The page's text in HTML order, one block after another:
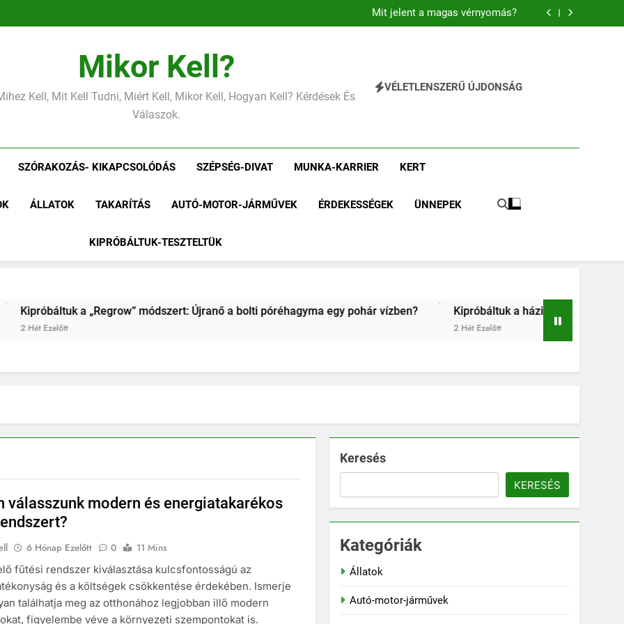
Mit jelent a magas vérnyomás?
Mit jelent az alacsony vas?
Miért fáj a váll?
Mikor Kell?
Kell, Mit Kell Tudni, Miért Kell, Mikor Kell, Hogyan Kell? Kérdések És
Válaszok.
VÉLETLENSZERŰ ÚJDONSÁG
SZÓRAKOZÁS- KIKAPCSOLÓDÁS SZÉPSÉG-DIVAT MUNKA-KARRIER KERT
ÁLLATOK TAKARÍTÁS AUTÓ-MOTOR-JÁRMŰVEK ÉRDEKESSÉGEK ÜNNEPEK
KIPRÓBÁLTUK-TESZTELTÜK
módszert: Újranő a bolti póréhagyma egy pohár vízben? Kipróbáltuk a házi sajtkészítést 1 liter tejből – Megéri a
válasszunk modern és energiatakarékos
6 Hónap Ezelőtt 0
11 Mins
fűtési rendszer kiválasztása kulcsfontosságú az
és a költségek csökkentése érdekében. Ismerje
találhatja meg az otthonához legjobban illő modern
figyelembe véve a környezeti szempontokat is.
Keresés
KERESÉS
Kategóriák
Állatok
Autó-motor-járművek